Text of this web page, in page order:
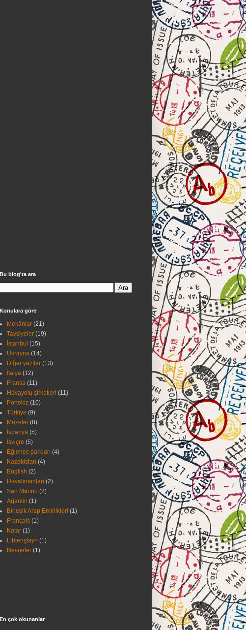
Bu blog'ta ara
Konulara göre
Mekânlar (21)
Tavsiyeler (19)
İstanbul (15)
Ukrayna (14)
Diğer yazılar (13)
İtalya (12)
Fransa (11)
Havayolu şirketleri (11)
Portekiz (10)
Türkiye (9)
Müzeler (8)
İspanya (5)
İsviçre (5)
Eğlence parkları (4)
Kazakistan (4)
English (2)
Havalimanları (2)
San Marino (2)
Arjantin (1)
Birleşik Arap Emirlikleri (1)
Français (1)
Katar (1)
Lihtenştayn (1)
Nesneler (1)
En çok okunanlar